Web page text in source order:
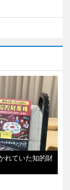
れていた知的財